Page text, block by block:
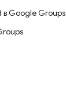
Google Groups